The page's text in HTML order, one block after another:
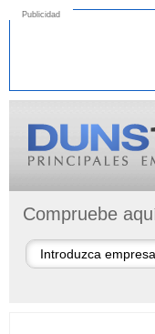
Publicidad
Compruebe